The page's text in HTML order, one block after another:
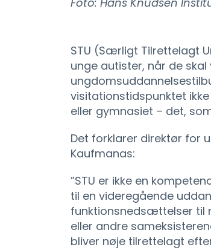
STU (Særligt Tilrettelagt
unge autister, når de
visitationstidspunktet
eller gymnasiet – det,
Det forklarer direktør for
Kaufmanas:
”STU er ikke en
til en videregående
funktionsnedsættelser til
eller andre
bliver nøje tilrettelagt